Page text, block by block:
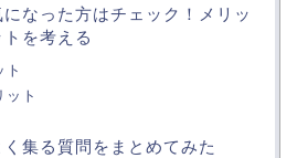
なった方はチェック！メリッ
を考える
ト
ット
集る質問をまとめてみた